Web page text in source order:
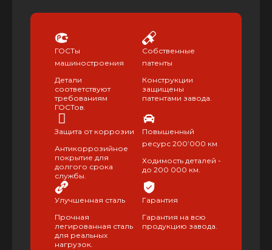
ГОСТы
машиностроения
Детали
соответствуют
требованиям
ГОСТов.
Собственные
патенты
Конструкции
защищены
патентами завода.
Защита от коррозии
Антикоррозийное
покрытие для
долгого срока
службы.
Повышенный
ресурс 200’000 км
Ходимость деталей -
до 200 000 км.
Улучшенная сталь
Прочная
легированная сталь
для реальных
нагрузок.
Гарантия
Гарантия на всю
продукцию завода.